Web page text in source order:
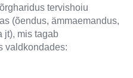
tervishoiu
(õendus, ämmaemandus,
jt), mis tagab
valdkondades: